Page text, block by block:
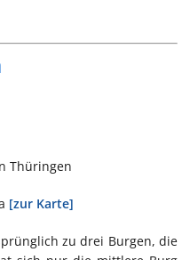
Thüringen
[zur Karte]
zu drei Burgen, die